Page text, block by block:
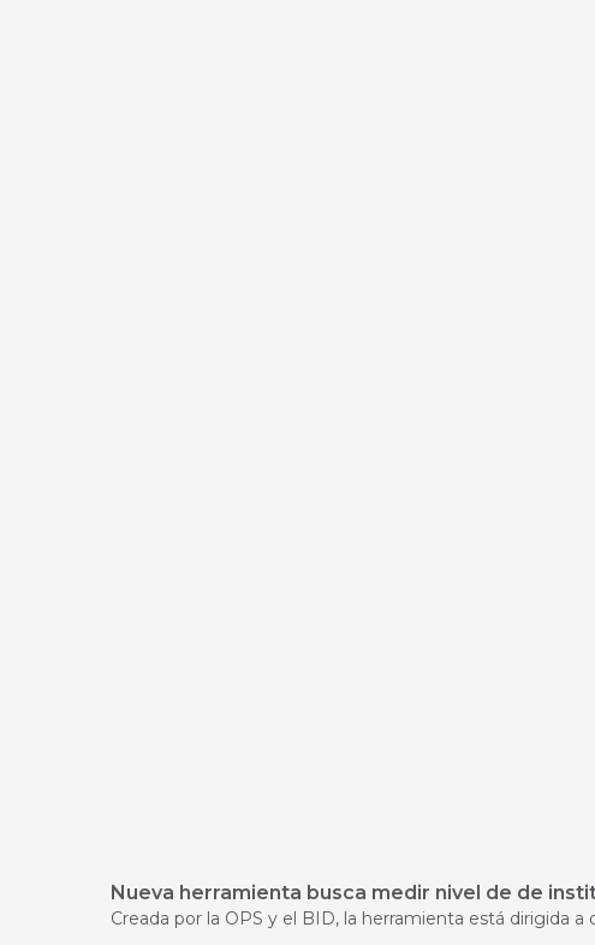
Nueva herramienta busca medir nivel de de
Creada por la OPS y el BID, la herramienta está dirigida